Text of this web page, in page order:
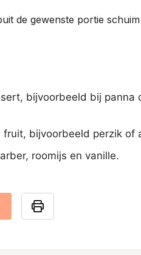
de gewenste portie
bijvoorbeeld bij panna
bijvoorbeeld perzik of
roomijs en vanille.